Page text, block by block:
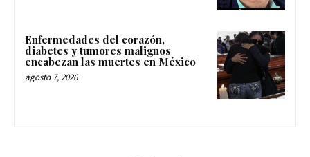
Enfermedades del corazón,
diabetes y tumores malignos
encabezan las muertes en México
agosto 7, 2026